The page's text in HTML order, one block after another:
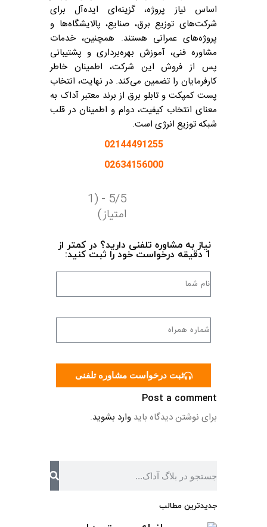
جدیدترین مطالب
اساس نیاز پروژه، گزینه‌ای ایده‌آل برای
شرکت‌های توزیع برق، صنایع، پالایشگاه‌ها و
پروژه‌های عمرانی هستند. همچنین، خدمات
مشاوره فنی، آموزش بهره‌برداری و پشتیبانی
پس از فروش این شرکت، اطمینان خاطر
کارفرمایان را تضمین می‌کند. در نهایت، انتخاب
پست کمپکت و تابلو برق از برند معتبر آداک به
معنای انتخاب کیفیت، دوام و اطمینان در قلب
شبکه توزیع انرژی است.
02144491255
02634156000
5/5 - (1
امتیاز)
نیاز به مشاوره تلفنی دارید؟ در کمتر از
1 دقیقه درخواست خود را ثبت کنید:
ثبت درخواست مشاوره تلفنی
Post a comment
برای نوشتن دیدگاه باید وارد بشوید.